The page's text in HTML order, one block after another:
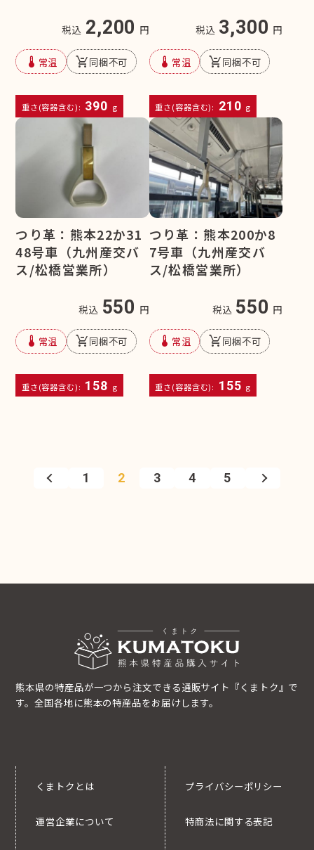
税込 2,200 円
device_thermostat 常温 remove_shopping_cart同梱不可
重さ(容器含む): 390 g
税込 3,300 円
device_thermostat 常温 remove_shopping_cart同梱不可
重さ(容器含む): 210 g
つり革：熊本22か31
48号車（九州産交バ
ス/松橋営業所）
税込 550 円
device_thermostat 常温 remove_shopping_cart同梱不可
重さ(容器含む): 158 g
つり革：熊本200か8
7号車（九州産交バ
ス/松橋営業所）
税込 550 円
device_thermostat 常温 remove_shopping_cart同梱不可
重さ(容器含む): 155 g
1 2 3 4 5
熊本県の特産品が一つから注文できる通販サイト『くまトク』で
す。全国各地に熊本の特産品をお届けします。
くまトクとは
運営企業について
プライバシーポリシー
特商法に関する表記